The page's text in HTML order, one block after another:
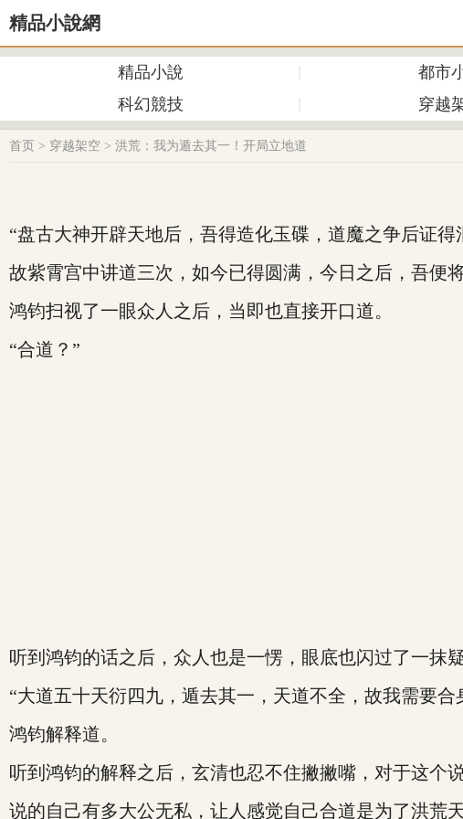
精品小說網
精品小說 都市
科幻競技
穿越
首页 > 穿越架空 > 洪荒：我为遁去其一！开局立地道
“盘古大神开辟天地后，吾得造化玉碟，道魔之争后证
故紫霄宫中讲道三次，如今已得圆满，今日之后，吾便
鸿钧扫视了一眼众人之后，当即也直接开口道。
“合道？”
听到鸿钧的话之后，众人也是一愣，眼底也闪过了一抹疑
“大道五十天衍四九，遁去其一，天道不全，故我需要
鸿钧解释道。
听到鸿钧的解释之后，玄清也忍不住撇撇嘴，对于这个
说的自己有多大公无私，让人感觉自己合道是为了洪荒